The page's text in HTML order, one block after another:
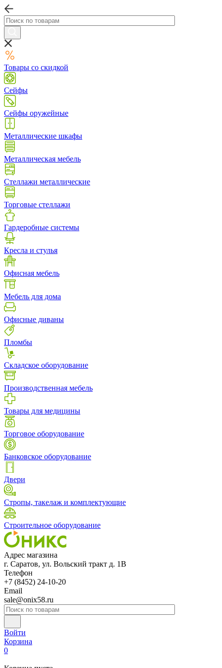
Товары со скидкой
Сейфы
Сейфы оружейные
Металлические шкафы
Металлическая мебель
Стеллажи металлические
Торговые стеллажи
Гардеробные системы
Кресла и стулья
Офисная мебель
Мебель для дома
Офисные диваны
Пломбы
Складское оборудование
Производственная мебель
Товары для медицины
Торговое оборудование
Банковское оборудование
Двери
Стропы, такелаж и комплектующие
Строительное оборудование
Адрес магазина
г. Саратов, ул. Вольский тракт д. 1В
Телефон
+7 (8452) 24-10-20
Email
sale@onix58.ru
Войти
Корзина
0